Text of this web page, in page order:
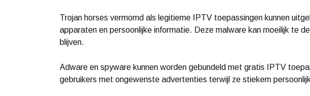
Trojan horses vermomd als legitieme IPTV toepassingen kunnen
apparaten en persoonlijke informatie. Deze malware kan moeilijk te
blijven.
Adware en spyware kunnen worden gebundeld met gratis IPTV
gebruikers met ongewenste advertenties terwijl ze stiekem